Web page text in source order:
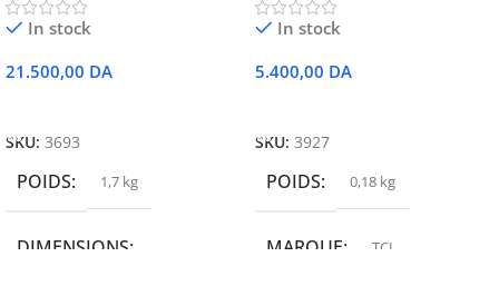
In stock
21.500,00 DA
SKU: 3693
POIDS 1,7 kg
DIMENSIONS
In stock
5.400,00 DA
SKU: 3927
POIDS 0,18 kg
MARQUE TCL